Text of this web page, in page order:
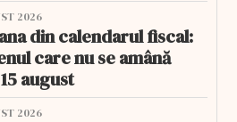
2026
din calendarul fiscal:
care nu se amână
august
2026